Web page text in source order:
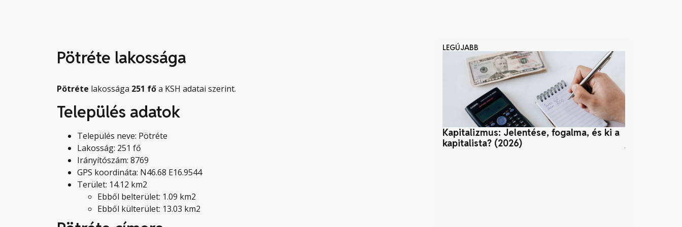
Pötréte lakossága
Pötréte lakossága 251 főa KSH adatai szerint.
Település adatok
Település neve: Pötréte
Lakosság: 251 fő
Irányítószám: 8769
GPS koordináta: N46.68 E16.9544
Terület: 14.12 km2
Ebből belterület: 1.09 km2
Ebből külterület: 13.03 km2
LEGÚJABB
Kapitalizmus: Jelentése, fogalma, és ki a
kapitalista? (2026)